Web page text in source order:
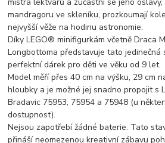
mistra lektvarů a zúčastní se jeho
mandragoru ve skleníku, prozkoumají
nejvyšší věže na hodinu astronomie.
Díky LEGO® minifigurkám včetně Draca
Longbottoma představuje tato jedinečná
perfektní dárek pro děti ve věku od 9 let.
Model měří přes 40 cm na výšku, 29 cm
hloubky a je možné jej snadno propojit s
Bradavic 75953, 75954 a 75948 (u
dostupnost).
Nejsou zapotřebí žádné baterie. Tato
přináší neomezenou kreativní zábavu